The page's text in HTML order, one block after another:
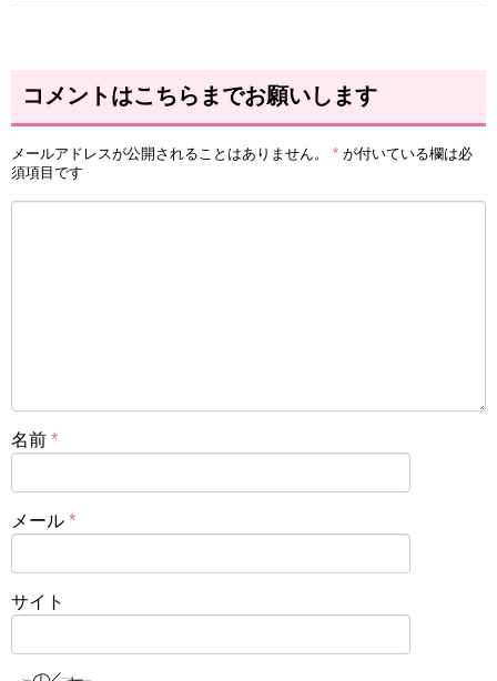
コメントはこちらまでお願いします
メールアドレスが公開されることはありません。 * が付いている欄は必
須項目です
名前 *
メール *
サイト